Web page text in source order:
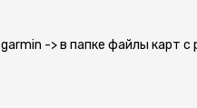
-> в папке файлы карт